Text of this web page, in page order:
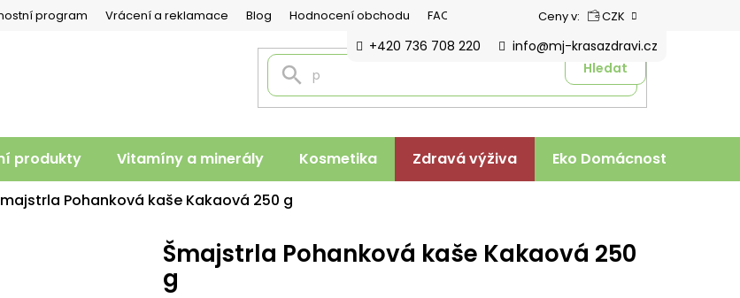
program Vrácení a reklamace Blog Hodnocení obchodu FAQ Ceny v: CZK
Hledat
+420 736 708 220 info@mj-krasazdravi.cz
produkty Vitamíny a minerály Kosmetika Zdravá výživa Eko Domácnost
Pohanková kaše Kakaová 250 g
Šmajstrla Pohanková kaše Kakaová 250
g